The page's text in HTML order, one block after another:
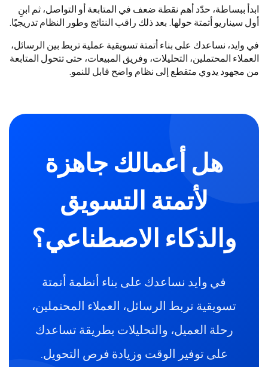
ابدأ ببساطة، حدّد أهم نقطة ضعف في المتابعة أو التواصل، ثم ابنِ
أول سيناريو أتمتة حولها. بعد ذلك راقب النتائج وطور النظام تدريجيًا.
في وايد، نساعدك على بناء أتمتة تسويقية عملية تربط بين الرسائل،
العملاء المحتملين، التحليلات، وفريق المبيعات، حتى تتحول المتابعة
من مجهود يدوي متقطع إلى نظام واضح قابل للنمو.
هل أعمالك جاهزة
لأتمتة التسويق
والذكاء الاصطناعي؟
في وايد نساعدك على بناء أنظمة أتمتة
تسويقية تربط الرسائل، العملاء المحتملين،
رحلة العميل، والتحليلات بطريقة تساعدك
على توفير الوقت وزيادة فرص التحويل.